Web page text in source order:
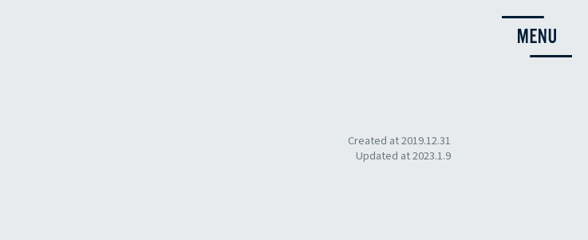
Created at2019.12.31
Updated at2023.1.9